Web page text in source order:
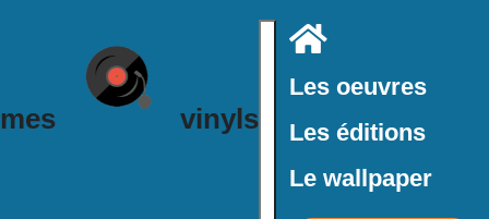
mes vinyls
Accueil
Les oeuvres
Les éditions
Le wallpaper